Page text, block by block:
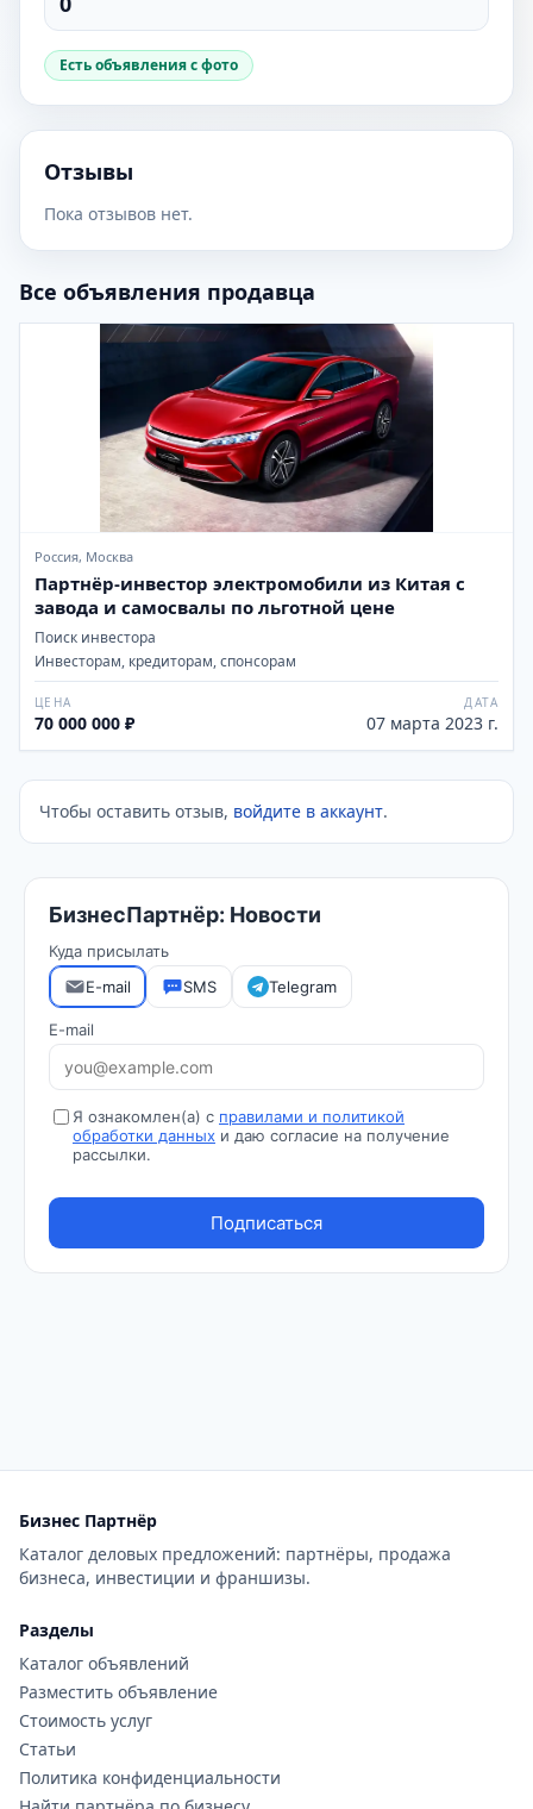
Есть объявления с фото
Отзывы
Пока отзывов нет.
Все объявления продавца
Россия, Москва
Партнёр-инвестор электромобили из Китая с
завода и самосвалы по льготной цене
Поиск инвестора
Инвесторам, кредиторам, спонсорам
ЦЕНА
70 000 000 ₽
ДАТА
07 марта 2023 г.
Чтобы оставить отзыв, войдите в аккаунт.
Бизнес Партнёр
Каталог деловых предложений: партнёры, продажа
бизнеса, инвестиции и франшизы.
Разделы
Каталог объявлений
Разместить объявление
Стоимость услуг
Статьи
Политика конфиденциальности